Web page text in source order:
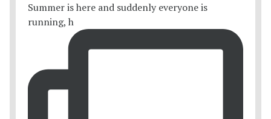
Summer is here and suddenly everyone is
running, h